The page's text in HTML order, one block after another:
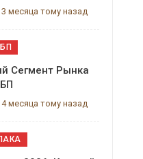
3 месяца тому назад
Сегмент Рынка
4 месяца тому назад